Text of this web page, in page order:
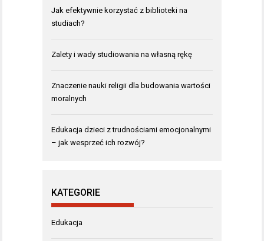
Jak efektywnie korzystać z biblioteki na
studiach?
Zalety i wady studiowania na własną rękę
Znaczenie nauki religii dla budowania wartości
moralnych
Edukacja dzieci z trudnościami emocjonalnymi
– jak wesprzeć ich rozwój?
KATEGORIE
Edukacja